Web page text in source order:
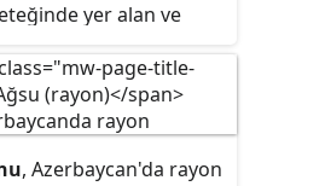
yer alan ve
yılına kadar Nuxa
, Azerbaycan'da rayon